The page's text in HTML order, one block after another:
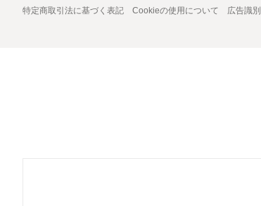
特定商取引法に基づく表記 Cookieの使用について 広告識